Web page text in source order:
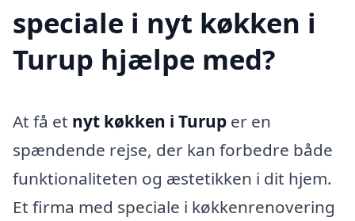
speciale i nyt køkken i
Turup hjælpe med?
At få et nyt køkken i Turup er en
spændende rejse, der kan forbedre både
funktionaliteten og æstetikken i dit hjem.
Et firma med speciale i køkkenrenovering